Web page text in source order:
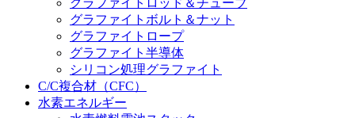
グラファイトボルト＆ナット
グラファイトロープ
グラファイト半導体
シリコン処理グラファイト
C/C複合材（CFC）
水素エネルギー